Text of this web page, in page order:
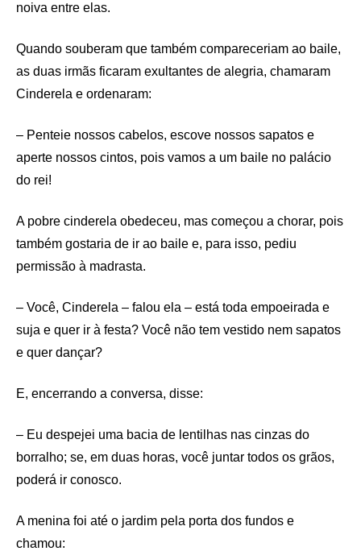
noiva entre elas.
Quando souberam que também compareceriam ao baile,
as duas irmãs ficaram exultantes de alegria, chamaram
Cinderela e ordenaram:
– Penteie nossos cabelos, escove nossos sapatos e
aperte nossos cintos, pois vamos a um baile no palácio
do rei!
A pobre cinderela obedeceu, mas começou a chorar, pois
também gostaria de ir ao baile e, para isso, pediu
permissão à madrasta.
– Você, Cinderela – falou ela – está toda empoeirada e
suja e quer ir à festa? Você não tem vestido nem sapatos
e quer dançar?
E, encerrando a conversa, disse:
– Eu despejei uma bacia de lentilhas nas cinzas do
borralho; se, em duas horas, você juntar todos os grãos,
poderá ir conosco.
A menina foi até o jardim pela porta dos fundos e
chamou: